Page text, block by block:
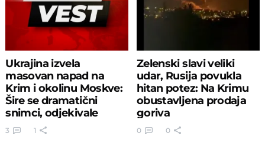
Ukrajina izvela
masovan napad na
Krim i okolinu Moskve:
Šire se dramatični
snimci, odjekivale
eksplozije
3 1
Zelenski slavi veliki
udar, Rusija povukla
hitan potez: Na Krimu
obustavljena prodaja
goriva
0 0